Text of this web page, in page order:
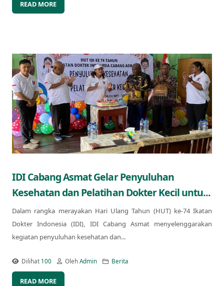
READ MORE
IDI Cabang Asmat Gelar Penyuluhan
Kesehatan dan Pelatihan Dokter Kecil untu...
Dalam rangka merayakan Hari Ulang Tahun (HUT) ke-74 Ikatan
Dokter Indonesia (IDI), IDI Cabang Asmat menyelenggarakan
kegiatan penyuluhan kesehatan dan...
Dilihat 100 OlehAdmin Berita
READ MORE